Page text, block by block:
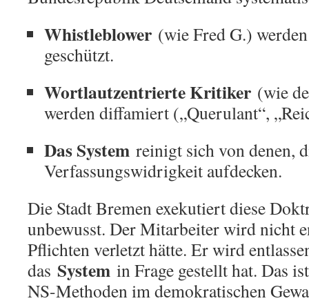
Whistleblower (wie Fred G.)
geschützt.
Wortlautzentrierte Kritiker (wie
werden diffamiert („Querulant“,
Das System reinigt sich von denen,
Verfassungswidrigkeit aufdecken.
Die Stadt Bremen exekutiert diese
unbewusst. Der Mitarbeiter wird nicht
Pflichten verletzt hätte. Er wird
das System in Frage gestellt hat. Das
NS-Methoden im demokratischen